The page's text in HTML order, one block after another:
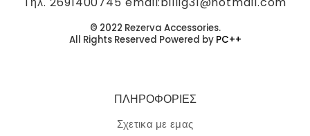
ΔΙΑΒΆΣΤΕ ΠΕΡΙΣΣΌΤΕΡΑ
Κολιέ ατσάλι σε χρυσή απόχρωση.
© 2022 Rezerva Accessories.
All Rights Reserved Powered by PC++
ΠΛΗΡΟΦΟΡΙΕΣ
Σχετικα με εμας